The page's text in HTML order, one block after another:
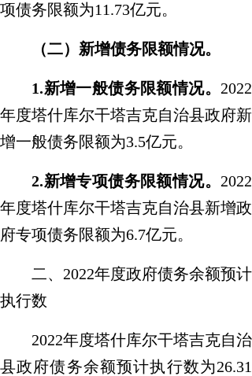
项债务限额为11.73亿元。
（二）新增债务限额情况。
1.新增一般债务限额情况。 2022
年度塔什库尔干塔吉克自治县政府新
增一般债务限额为3.5亿元。
2.新增专项债务限额情况。 2022
年度塔什库尔干塔吉克自治县新增政
府专项债务限额为6.7亿元。
二、 2022年度政府债务余额预计
执行数
2022年度塔什库尔干塔吉克自治
县政府债务余额预计执行数为26.31